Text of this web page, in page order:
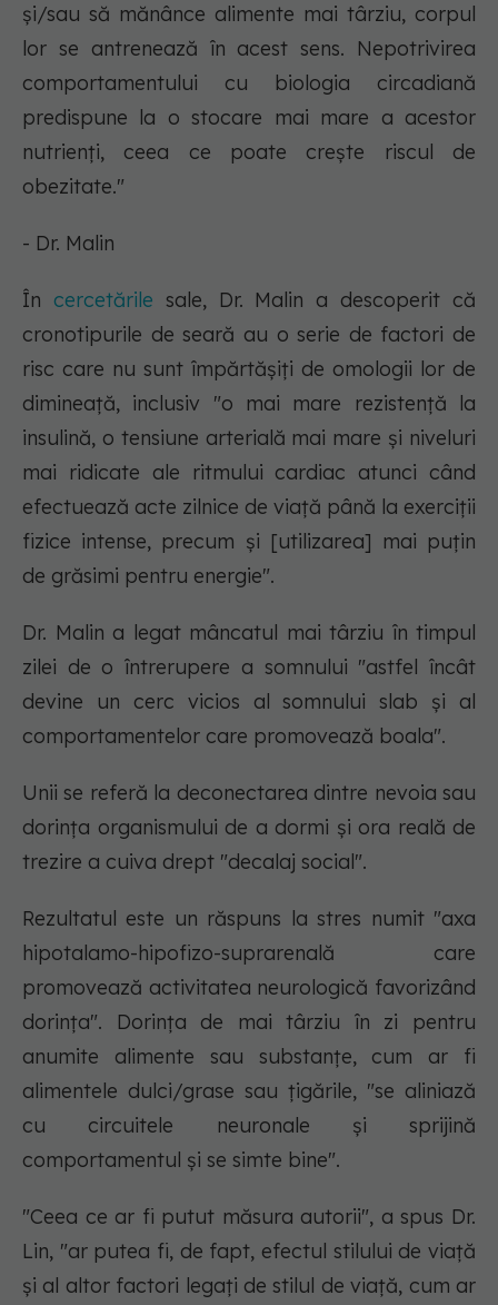
și/sau să mănânce alimente mai târziu, corpul
lor se antrenează în acest sens. Nepotrivirea
comportamentului cu biologia circadiană
predispune la o stocare mai mare a acestor
nutrienți, ceea ce poate crește riscul de
obezitate."
- Dr. Malin
În cercetările sale, Dr. Malin a descoperit că
cronotipurile de seară au o serie de factori de
risc care nu sunt împărtășiți de omologii lor de
dimineață, inclusiv "o mai mare rezistență la
insulină, o tensiune arterială mai mare și niveluri
mai ridicate ale ritmului cardiac atunci când
efectuează acte zilnice de viață până la exerciții
fizice intense, precum și [utilizarea] mai puțin
de grăsimi pentru energie".
Dr. Malin a legat mâncatul mai târziu în timpul
zilei de o întrerupere a somnului "astfel încât
devine un cerc vicios al somnului slab și al
comportamentelor care promovează boala".
Unii se referă la deconectarea dintre nevoia sau
dorința organismului de a dormi și ora reală de
trezire a cuiva drept "decalaj social".
Rezultatul este un răspuns la stres numit "axa
hipotalamo-hipofizo-suprarenală care
promovează activitatea neurologică favorizând
dorința". Dorința de mai târziu în zi pentru
anumite alimente sau substanțe, cum ar fi
alimentele dulci/grase sau țigările, "se aliniază
cu circuitele neuronale și sprijină
comportamentul și se simte bine".
"Ceea ce ar fi putut măsura autorii", a spus Dr.
Lin, "ar putea fi, de fapt, efectul stilului de viață
și al altor factori legați de stilul de viață, cum ar